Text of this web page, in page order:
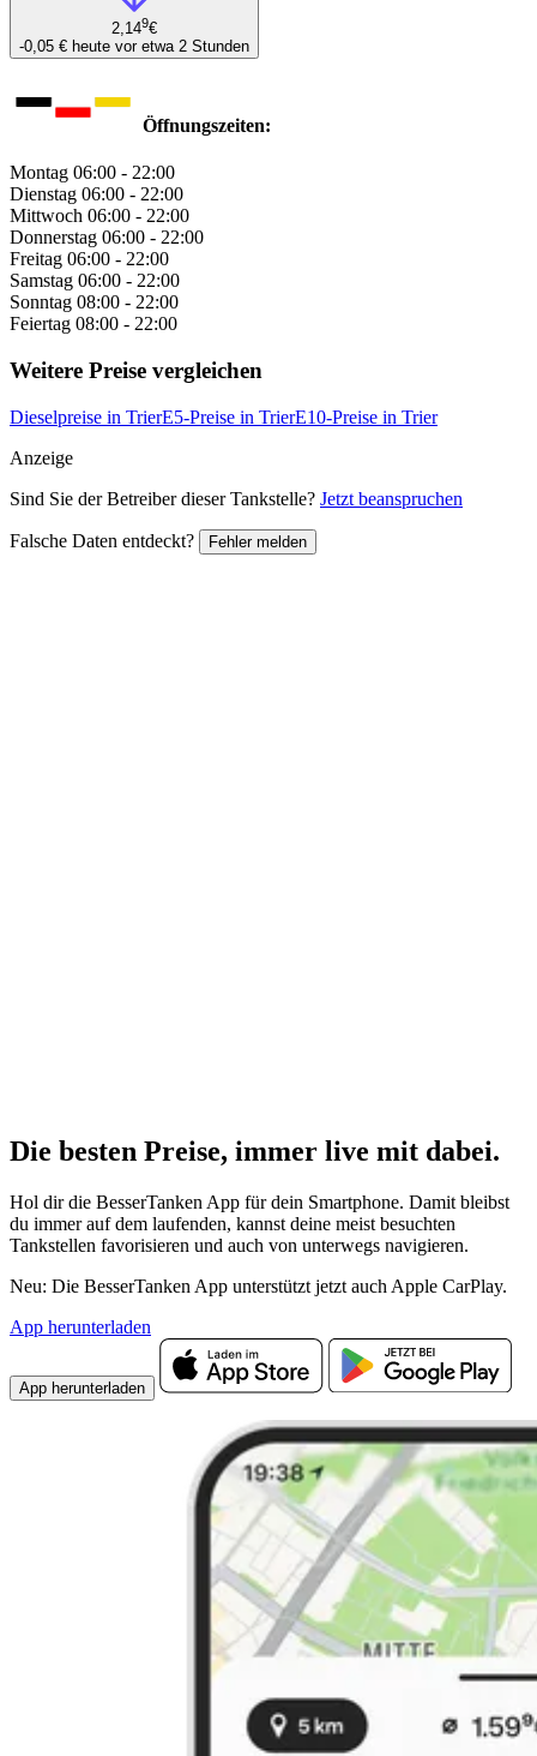
2,149€
-0,05 € heute vor etwa 2 Stunden
Öffnungszeiten:
Montag 06:00 - 22:00
Dienstag 06:00 - 22:00
Mittwoch 06:00 - 22:00
Donnerstag 06:00 - 22:00
Freitag 06:00 - 22:00
Samstag 06:00 - 22:00
Sonntag 08:00 - 22:00
Feiertag 08:00 - 22:00
Weitere Preise vergleichen
Dieselpreise in TrierE5-Preise in TrierE10-Preise in Trier
Anzeige
Sind Sie der Betreiber dieser Tankstelle? Jetzt beanspruchen
Falsche Daten entdeckt? Fehler melden
Die besten Preise, immer live mit dabei.
Hol dir die BesserTanken App für dein Smartphone. Damit bleibst
du immer auf dem laufenden, kannst deine meist besuchten
Tankstellen favorisieren und auch von unterwegs navigieren.
Neu: Die BesserTanken App unterstützt jetzt auch Apple CarPlay.
App herunterladen
App herunterladen